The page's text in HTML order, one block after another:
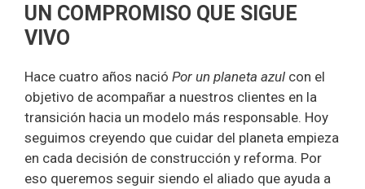
UN COMPROMISO QUE SIGUE
VIVO
Hace cuatro años nació Por un planeta azul con el
objetivo de acompañar a nuestros clientes en la
transición hacia un modelo más responsable. Hoy
seguimos creyendo que cuidar del planeta empieza
en cada decisión de construcción y reforma. Por
eso queremos seguir siendo el aliado que ayuda a